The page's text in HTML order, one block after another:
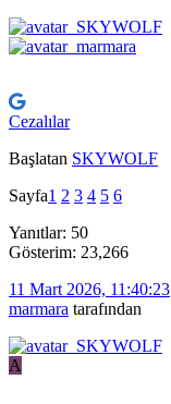
Cezalılar
Başlatan SKYWOLF
Sayfa1 2 3 4 5 6
Yanıtlar: 50
Gösterim: 23,266
11 Mart 2026, 11:40:23
marmara tarafından
A